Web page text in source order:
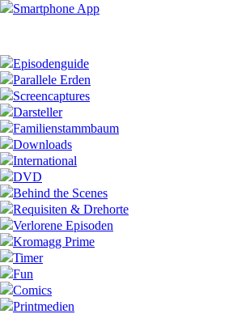
Smartphone App
Episodenguide
Parallele Erden
Screencaptures
Darsteller
Familienstammbaum
Downloads
International
DVD
Behind the Scenes
Requisiten & Drehorte
Verlorene Episoden
Kromagg Prime
Timer
Fun
Comics
Printmedien